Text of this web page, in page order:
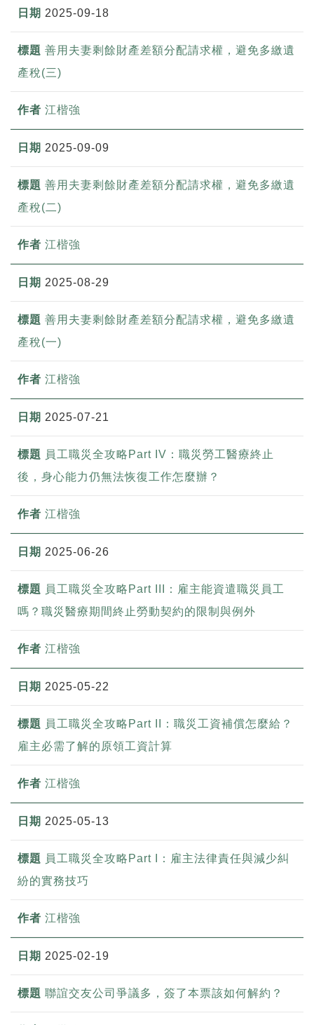
2025-09-18
善用夫妻剩餘財產差額分配請求權，避免多繳遺
產稅(三)
江楷強
2025-09-09
善用夫妻剩餘財產差額分配請求權，避免多繳遺
產稅(二)
江楷強
2025-08-29
善用夫妻剩餘財產差額分配請求權，避免多繳遺
產稅(一)
江楷強
2025-07-21
員工職災全攻略Part IV：職災勞工醫療終止
後，身心能力仍無法恢復工作怎麼辦？
江楷強
2025-06-26
員工職災全攻略Part III：雇主能資遣職災員工
嗎？職災醫療期間終止勞動契約的限制與例外
江楷強
2025-05-22
員工職災全攻略Part II：職災工資補償怎麼給？
雇主必需了解的原領工資計算
江楷強
2025-05-13
員工職災全攻略Part I：雇主法律責任與減少糾
紛的實務技巧
江楷強
2025-02-19
聯誼交友公司爭議多，簽了本票該如何解約？